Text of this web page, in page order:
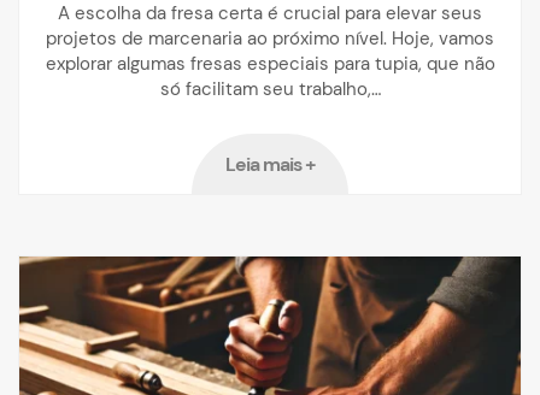
A escolha da fresa certa é crucial para elevar seus
projetos de marcenaria ao próximo nível. Hoje, vamos
explorar algumas fresas especiais para tupia, que não
só facilitam seu trabalho,…
Leia mais +